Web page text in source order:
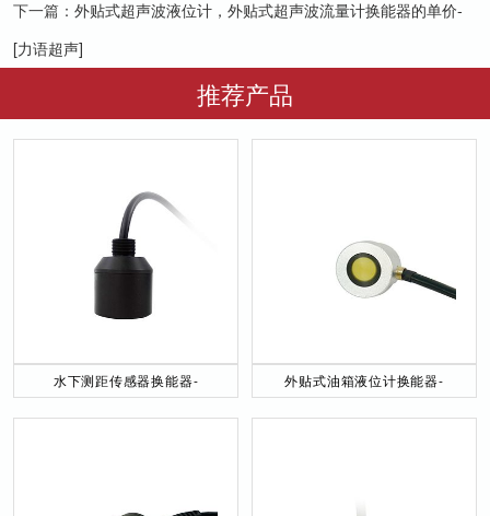
下一篇： 外贴式超声波液位计，外贴式超声波流量计换能器的单价-
[力语超声]
推荐产品
水下测距传感器换能器-
外贴式油箱液位计换能器-